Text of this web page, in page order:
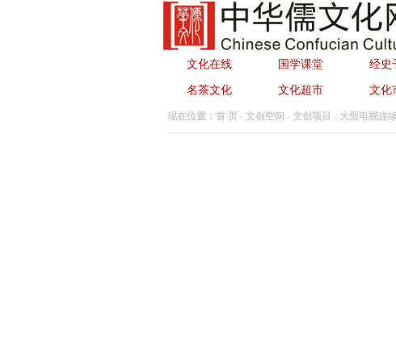
文化在线 国学课堂 经史
名茶文化 文化超市 文化
现在位置：首 页 - 文创空间 - 文创项目 - 大型电视连